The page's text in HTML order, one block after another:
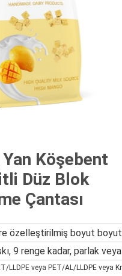
Yan Köşebent
Düz Blok
Çantası
özelleştirilmiş boyut
9 renge kadar, parlak
LLDPE veya PET/AL/LLDPE veya